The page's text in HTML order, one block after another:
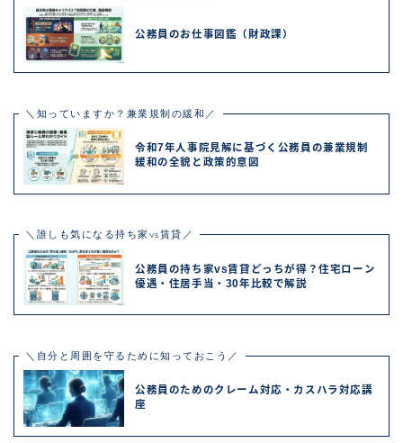
公務員のお仕事図鑑（財政課）
＼知っていますか？兼業規制の緩和／
令和7年人事院見解に基づく公務員の兼業規制
緩和の全貌と政策的意図
＼誰しも気になる持ち家vs賃貸／
公務員の持ち家vs賃貸どっちが得？住宅ローン
優遇・住居手当・30年比較で解説
＼自分と周囲を守るために知っておこう／
公務員のためのクレーム対応・カスハラ対応講
座